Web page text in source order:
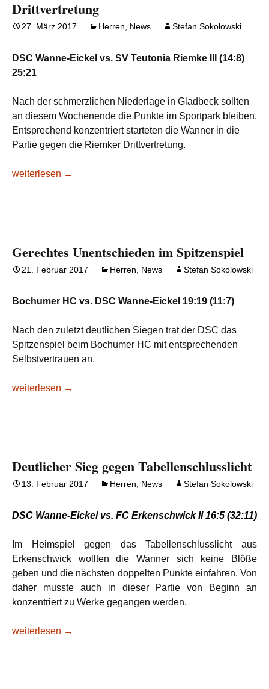
Drittvertretung
27. März 2017 Herren News Stefan Sokolowski
DSC Wanne-Eickel vs. SV Teutonia Riemke III (14:8)
25:21
Nach der schmerzlichen Niederlage in Gladbeck sollten
an diesem Wochenende die Punkte im Sportpark bleiben.
Entsprechend konzentriert starteten die Wanner in die
Partie gegen die Riemker Drittvertretung.
Verdienter Heimsieg gegen Riemker Drittvertretung
weiterlesen →
Gerechtes Unentschieden im Spitzenspiel
21. Februar 2017 Herren News Stefan Sokolowski
Bochumer HC vs. DSC Wanne-Eickel 19:19 (11:7)
Nach den zuletzt deutlichen Siegen trat der DSC das
Spitzenspiel beim Bochumer HC mit entsprechenden
Selbstvertrauen an.
Gerechtes Unentschieden im Spitzenspiel
weiterlesen →
Deutlicher Sieg gegen Tabellenschlusslicht
13. Februar 2017 Herren News Stefan Sokolowski
DSC Wanne-Eickel vs. FC Erkenschwick II 16:5 (32:11)
Im Heimspiel gegen das Tabellenschlusslicht aus
Erkenschwick wollten die Wanner sich keine Blöße
geben und die nächsten doppelten Punkte einfahren. Von
daher musste auch in dieser Partie von Beginn an
konzentriert zu Werke gegangen werden.
Deutlicher Sieg gegen Tabellenschlusslicht
weiterlesen →